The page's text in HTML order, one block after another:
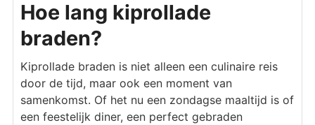
Hoe lang kiprollade
braden?
Kiprollade braden is niet alleen een culinaire reis
door de tijd, maar ook een moment van
samenkomst. Of het nu een zondagse maaltijd is of
een feestelijk diner, een perfect gebraden